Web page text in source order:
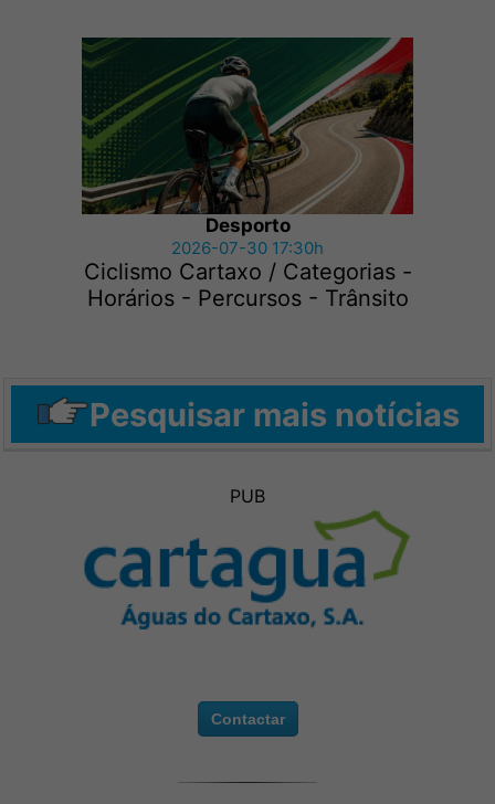
Desporto
2026-07-30 17:30h
Ciclismo Cartaxo / Categorias -
Horários - Percursos - Trânsito
Pesquisar mais notícias
PUB
Contactar